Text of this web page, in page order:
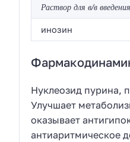
Раствор для в/в введения
инозин
Нуклеозид пурина,
Улучшает
оказывает
антиаритмическое